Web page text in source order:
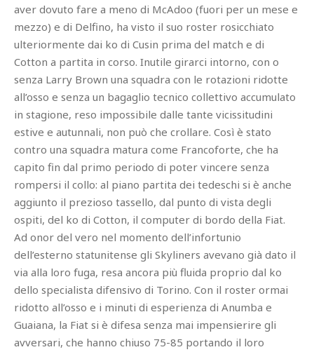
aver dovuto fare a meno di McAdoo (fuori per un mese e
mezzo) e di Delfino, ha visto il suo roster rosicchiato
ulteriormente dai ko di Cusin prima del match e di
Cotton a partita in corso. Inutile girarci intorno, con o
senza Larry Brown una squadra con le rotazioni ridotte
all’osso e senza un bagaglio tecnico collettivo accumulato
in stagione, reso impossibile dalle tante vicissitudini
estive e autunnali, non può che crollare. Così è stato
contro una squadra matura come Francoforte, che ha
capito fin dal primo periodo di poter vincere senza
rompersi il collo: al piano partita dei tedeschi si è anche
aggiunto il prezioso tassello, dal punto di vista degli
ospiti, del ko di Cotton, il computer di bordo della Fiat.
Ad onor del vero nel momento dell’infortunio
dell’esterno statunitense gli Skyliners avevano già dato il
via alla loro fuga, resa ancora più fluida proprio dal ko
dello specialista difensivo di Torino. Con il roster ormai
ridotto all’osso e i minuti di esperienza di Anumba e
Guaiana, la Fiat si è difesa senza mai impensierire gli
avversari, che hanno chiuso 75-85 portando il loro